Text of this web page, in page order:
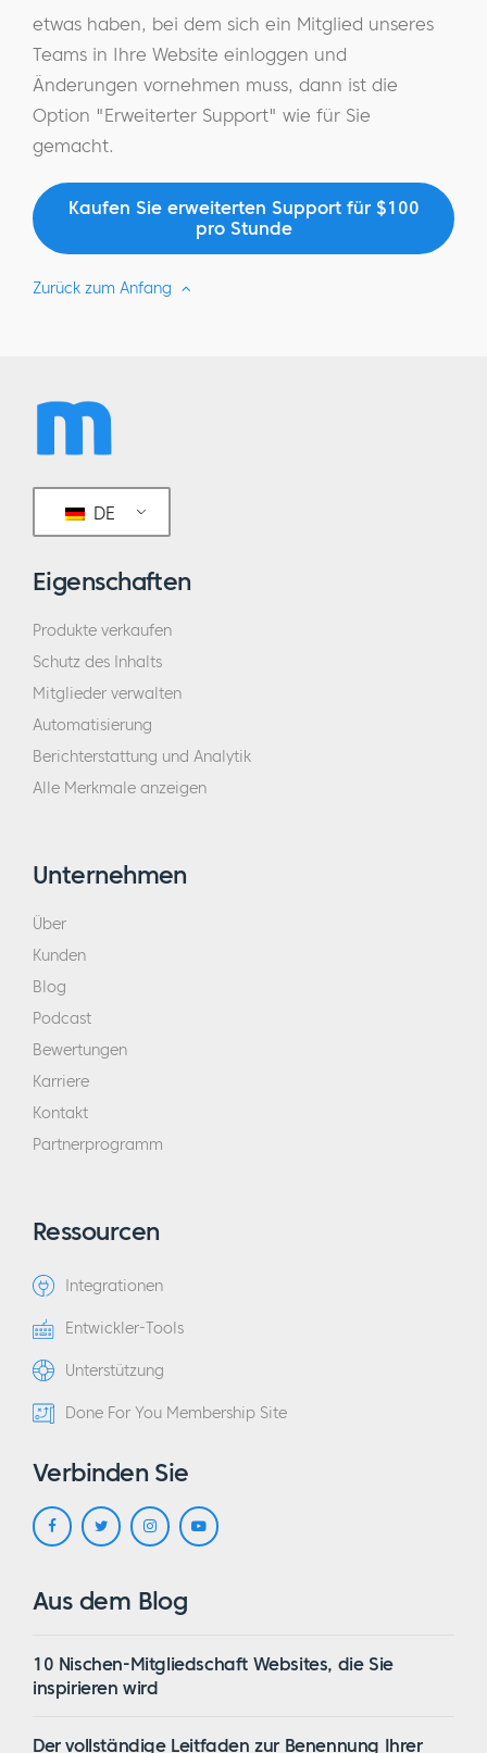
etwas haben, bei dem sich ein Mitglied unseres
Teams in Ihre Website einloggen und
Änderungen vornehmen muss, dann ist die
Option "Erweiterter Support" wie für Sie
gemacht.
Kaufen Sie erweiterten Support für $100
pro Stunde
Zurück zum Anfang
DE
Eigenschaften
Produkte verkaufen
Schutz des Inhalts
Mitglieder verwalten
Automatisierung
Berichterstattung und Analytik
Alle Merkmale anzeigen
Unternehmen
Über
Kunden
Blog
Podcast
Bewertungen
Karriere
Kontakt
Partnerprogramm
Ressourcen
Integrationen
Entwickler-Tools
Unterstützung
Done For You Membership Site
Verbinden Sie
Aus dem Blog
10 Nischen-Mitgliedschaft Websites, die Sie
inspirieren wird
Der vollständige Leitfaden zur Benennung Ihrer